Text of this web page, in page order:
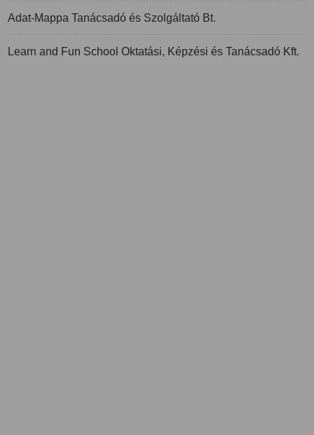
Adat-Mappa Tanácsadó és Szolgáltató Bt.
Learn and Fun School Oktatási, Képzési és Tanácsadó Kft.